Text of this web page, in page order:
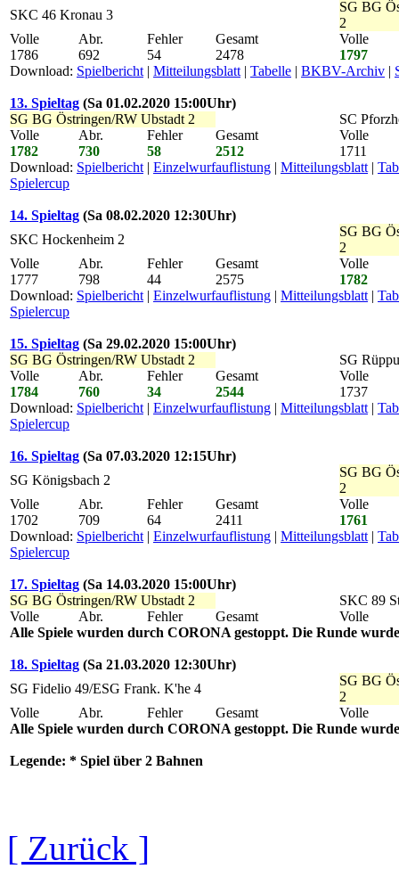
SKC 46 Kronau 3
SG BG
2
Volle
Abr. Fehler Gesamt
Volle
1786
692 54 2478
1797
Download: Spielbericht | Mitteilungsblatt | Tabelle | BKBV-Archiv |
13. Spieltag (Sa 01.02.2020 15:00Uhr)
SG BG Östringen/RW Ubstadt 2
SC
Volle
Abr. Fehler Gesamt
Volle
1782
730 58 2512
1711
Download: Spielbericht | Einzelwurfauflistung | Mitteilungsblatt |
Spielercup
14. Spieltag (Sa 08.02.2020 12:30Uhr)
SKC Hockenheim 2
SG BG
2
Volle
Abr. Fehler Gesamt
Volle
1777
798 44 2575
1782
Download: Spielbericht | Einzelwurfauflistung | Mitteilungsblatt |
Spielercup
15. Spieltag (Sa 29.02.2020 15:00Uhr)
SG BG Östringen/RW Ubstadt 2
SG
Volle
Abr. Fehler Gesamt
Volle
1784
760 34 2544
1737
Download: Spielbericht | Einzelwurfauflistung | Mitteilungsblatt |
Spielercup
16. Spieltag (Sa 07.03.2020 12:15Uhr)
SG Königsbach 2
SG BG
2
Volle
Abr. Fehler Gesamt
Volle
1702
709 64 2411
1761
Download: Spielbericht | Einzelwurfauflistung | Mitteilungsblatt |
Spielercup
17. Spieltag (Sa 14.03.2020 15:00Uhr)
SG BG Östringen/RW Ubstadt 2
SKC 89
Volle
Abr. Fehler Gesamt
Volle
Alle Spiele wurden durch CORONA gestoppt. Die Runde
18. Spieltag (Sa 21.03.2020 12:30Uhr)
SG Fidelio 49/ESG Frank. K'he 4
SG BG
2
Volle
Abr. Fehler Gesamt
Volle
Alle Spiele wurden durch CORONA gestoppt. Die Runde
Legende: * Spiel über 2 Bahnen
[ Zurück ]